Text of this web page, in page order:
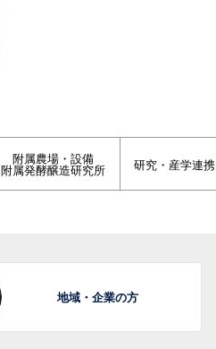
附属農場・設備
附属発酵醸造研究所 研究・産学連携
地域・企業の方